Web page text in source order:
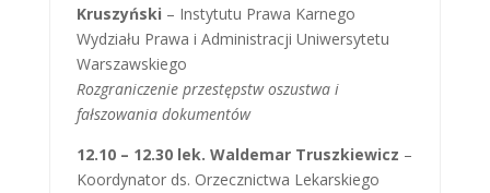
Kruszyński – Instytutu Prawa Karnego
Wydziału Prawa i Administracji Uniwersytetu
Warszawskiego
Rozgraniczenie przestępstw oszustwa i
fałszowania dokumentów
12.10 – 12.30 lek. Waldemar Truszkiewicz –
Koordynator ds. Orzecznictwa Lekarskiego